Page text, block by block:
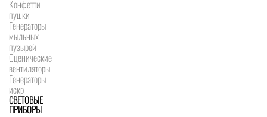
Конфетти
пушки
Генераторы
мыльных
пузырей
Сценические
вентиляторы
Генераторы
искр
СВЕТОВЫЕ
ПРИБОРЫ